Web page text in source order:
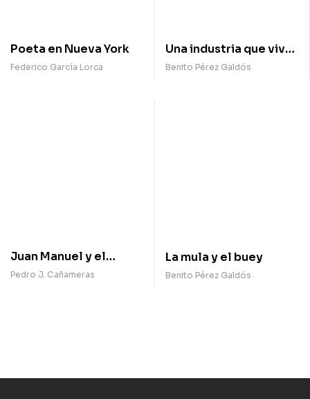
Poeta en Nueva York
Federico García Lorca
Una industria que vive
de la muerte
Benito Pérez Galdós
Juan Manuel y el
demonio de Toledo
Pedro J. Cañameras
La mula y el buey
Benito Pérez Galdós